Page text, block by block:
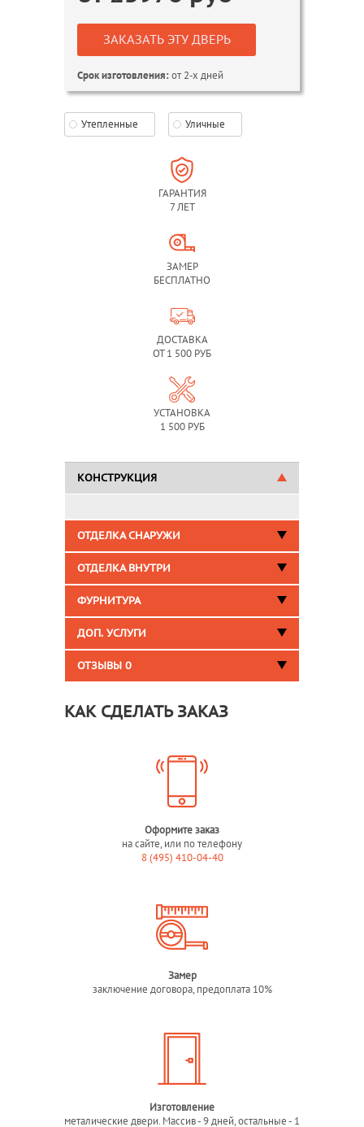
ЗАКАЗАТЬ ЭТУ ДВЕРЬ
Срок изготовления:от 2-х дней
Утепленные Уличные
ГАРАНТИЯ
7 ЛЕТ
ЗАМЕР
БЕСПЛАТНО
ДОСТАВКА
ОТ 1 500 РУБ
УСТАНОВКА
1 500 РУБ
КОНСТРУКЦИЯ
ОТДЕЛКА СНАРУЖИ
ОТДЕЛКА ВНУТРИ
ФУРНИТУРА
ДОП. УСЛУГИ
ОТЗЫВЫ 0
КАК СДЕЛАТЬ ЗАКАЗ
Оформите заказ
на сайте, или по телефону
8 (495) 410-04-40
Замер
заключение договора, предоплата 10%
Изготовление
металические двери. Массив - 9 дней, остальные - 1